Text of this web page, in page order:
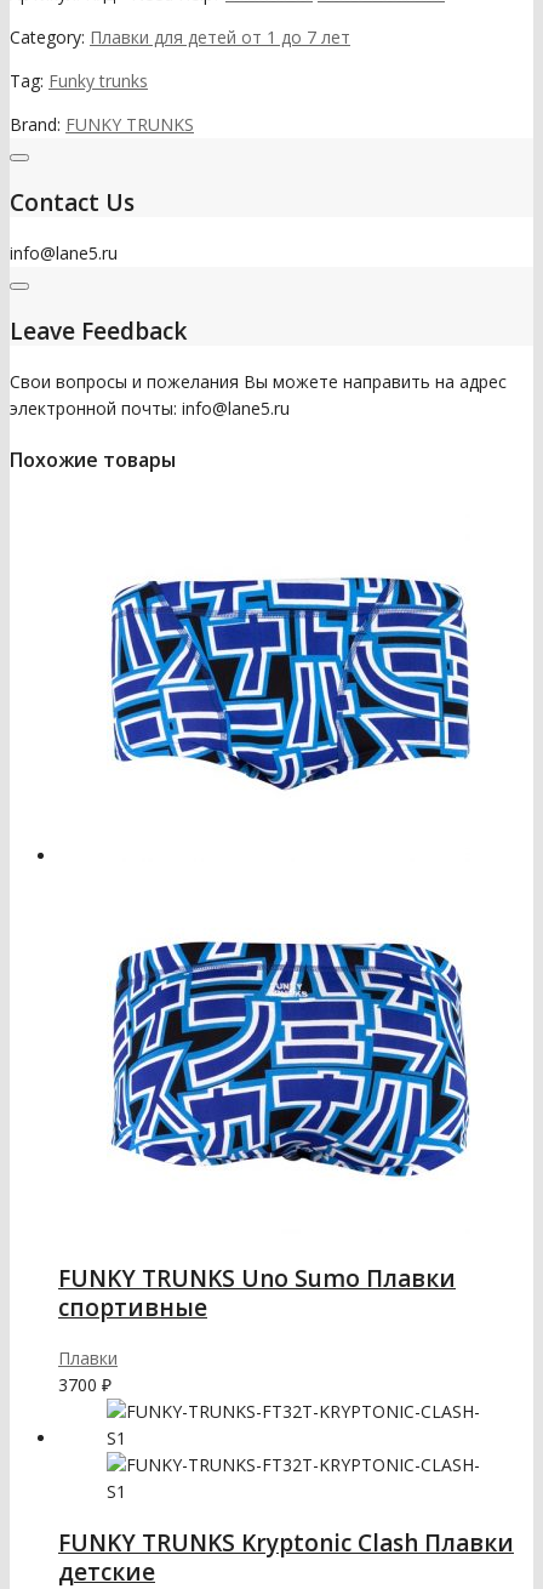
Category: Плавки для детей от 1 до 7 лет
Tag: Funky trunks
Brand: FUNKY TRUNKS
Contact Us
info@lane5.ru
Leave Feedback
Свои вопросы и пожелания Вы можете направить на адрес
электронной почты: info@lane5.ru
Похожие товары
FUNKY TRUNKS Uno Sumo Плавки
спортивные
Плавки
3700 ₽
FUNKY TRUNKS Kryptonic Clash Плавки
детские